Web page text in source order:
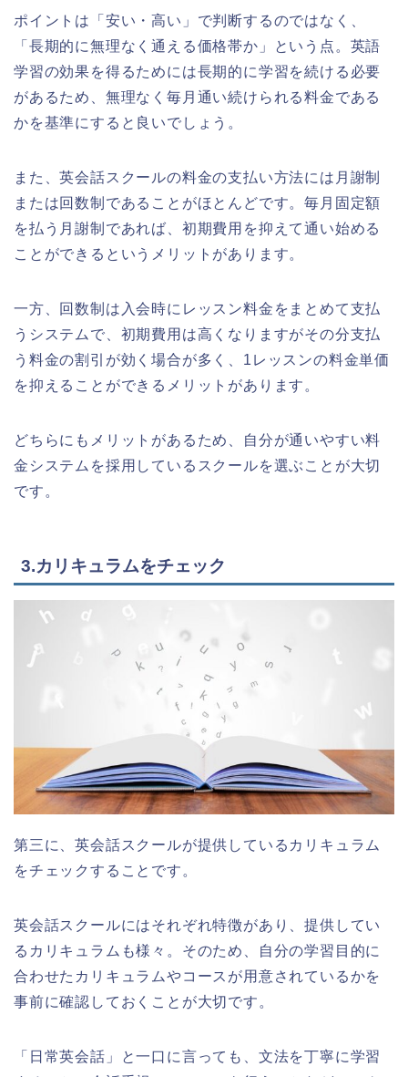
ポイントは「安い・高い」で判断するのではなく、
「長期的に無理なく通える価格帯か」という点。英語
学習の効果を得るためには長期的に学習を続ける必要
があるため、無理なく毎月通い続けられる料金である
かを基準にすると良いでしょう。
また、英会話スクールの料金の支払い方法には月謝制
または回数制であることがほとんどです。毎月固定額
を払う月謝制であれば、初期費用を抑えて通い始める
ことができるというメリットがあります。
一方、回数制は入会時にレッスン料金をまとめて支払
うシステムで、初期費用は高くなりますがその分支払
う料金の割引が効く場合が多く、1レッスンの料金単価
を抑えることができるメリットがあります。
どちらにもメリットがあるため、自分が通いやすい料
金システムを採用しているスクールを選ぶことが大切
です。
3.カリキュラムをチェック
第三に、英会話スクールが提供しているカリキュラム
をチェックすることです。
英会話スクールにはそれぞれ特徴があり、提供してい
るカリキュラムも様々。そのため、自分の学習目的に
合わせたカリキュラムやコースが用意されているかを
事前に確認しておくことが大切です。
「日常英会話」と一口に言っても、文法を丁寧に学習